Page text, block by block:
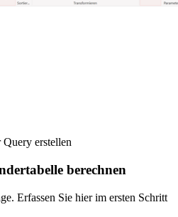
erstellen
berechnen
Erfassen Sie hier im ersten Schritt